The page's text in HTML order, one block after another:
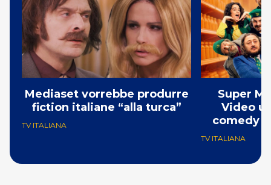
Mediaset vorrebbe produrre
fiction italiane “alla turca”
TV ITALIANA
Super
Video
comedy
TV ITALIANA